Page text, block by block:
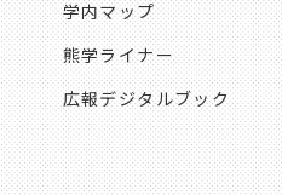
学内マップ
熊学ライナー
広報デジタルブック